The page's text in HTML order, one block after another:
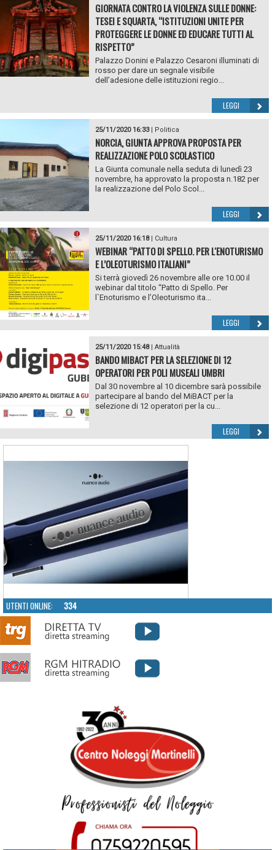
GIORNATA CONTRO LA VIOLENZA SULLE DONNE:
TESEI E SQUARTA, “ISTITUZIONI UNITE PER
PROTEGGERE LE DONNE ED EDUCARE TUTTI AL
RISPETTO”
Palazzo Donini e Palazzo Cesaroni illuminati di
rosso per dare un segnale visibile
dell’adesione delle istituzioni regio...
LEGGI
25/11/2020 16:33| Politica
NORCIA, GIUNTA APPROVA PROPOSTA PER
REALIZZAZIONE POLO SCOLASTICO
La Giunta comunale nella seduta di lunedì 23
novembre, ha approvato la proposta n.182 per
la realizzazione del Polo Scol...
LEGGI
25/11/2020 16:18| Cultura
WEBINAR “PATTO DI SPELLO. PER L'ENOTURISMO
E L’OLEOTURISMO ITALIANI”
Si terrà giovedì 26 novembre alle ore 10.00 il
webinar dal titolo “Patto di Spello. Per
l`Enoturismo e l’Oleoturismo ita...
LEGGI
25/11/2020 15:48| Attualità
BANDO MIBACT PER LA SELEZIONE DI 12
OPERATORI PER POLI MUSEALI UMBRI
Dal 30 novembre al 10 dicembre sarà possibile
partecipare al bando del MiBACT per la
selezione di 12 operatori per la cu...
LEGGI
UTENTI ONLINE: 334